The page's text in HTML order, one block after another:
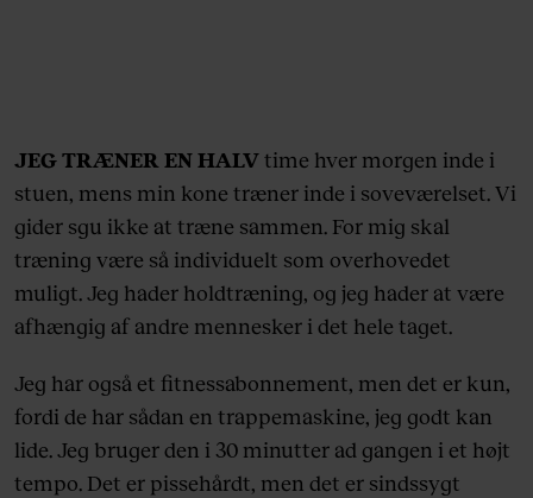
JEG TRÆNER EN HALVtime hver morgen inde i
stuen, mens min kone træner inde i soveværelset. Vi
gider sgu ikke at træne sammen. For mig skal
træning være så individuelt som overhovedet
muligt. Jeg hader holdtræning, og jeg hader at være
afhængig af andre mennesker i det hele taget.
Jeg har også et fitnessabonnement, men det er kun,
fordi de har sådan en trappemaskine, jeg godt kan
lide. Jeg bruger den i 30 minutter ad gangen i et højt
tempo. Det er pissehårdt, men det er sindssygt